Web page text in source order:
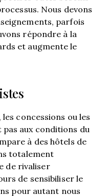
Nous devons
parfois
répondre à la
et augmente le
concessions ou les
aux conditions du
à des hôtels de
totalement
de rivaliser
de sensibiliser le
pour autant nous